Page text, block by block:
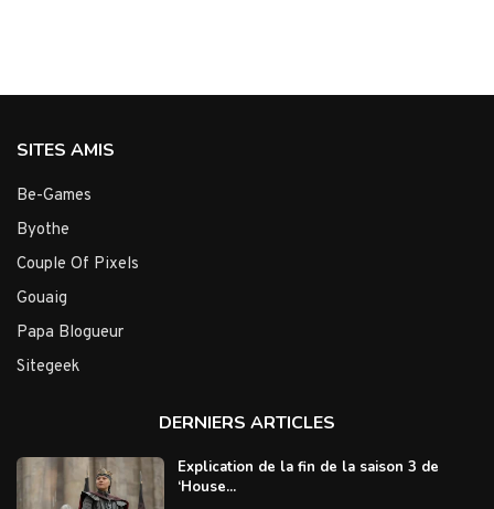
SITES AMIS
Be-Games
Byothe
Couple Of Pixels
Gouaig
Papa Blogueur
Sitegeek
DERNIERS ARTICLES
Explication de la fin de la saison 3 de
‘House...